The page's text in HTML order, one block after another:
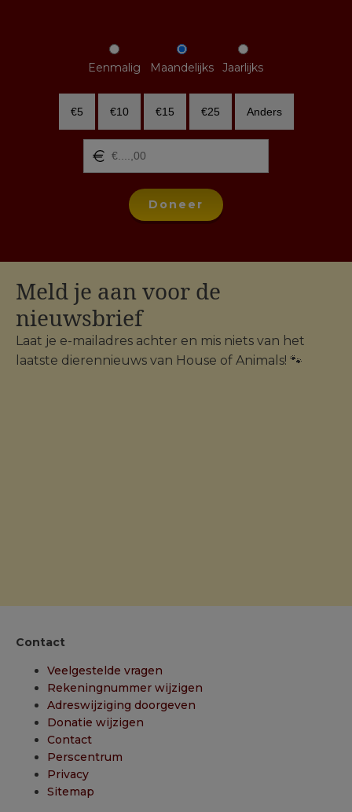
Eenmalig Maandelijks Jaarlijks
€5 €10 €15 €25 Anders
Doneer
Meld je aan voor de
nieuwsbrief
Laat je e-mailadres achter en mis niets van het
laatste dierennieuws van House of Animals! 🐾
Contact
Veelgestelde vragen
Rekeningnummer wijzigen
Adreswijziging doorgeven
Donatie wijzigen
Contact
Perscentrum
Privacy
Sitemap